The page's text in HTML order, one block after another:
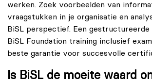
werken. Zoek voorbeelden van
vraagstukken in je organisatie en
BiSL perspectief. Een gestructureerde
BiSL Foundation training inclusief
beste garantie voor succesvolle
Is BiSL de moeite waard